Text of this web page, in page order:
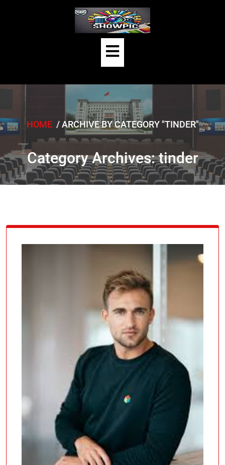
Open
Button
HOME/ARCHIVE BY CATEGORY "TINDER"
Category Archives: tinder